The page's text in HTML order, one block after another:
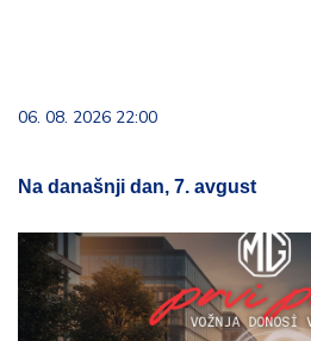
06. 08. 2026 22:00
Na današnji dan, 7. avgust